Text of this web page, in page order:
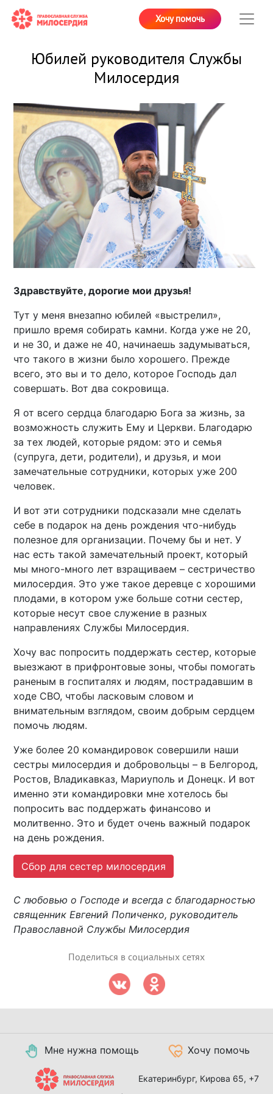
Хочу помочь
Юбилей руководителя Службы
Милосердия
Здравствуйте, дорогие мои друзья!
Тут у меня внезапно юбилей «выстрелил»,
пришло время собирать камни. Когда уже не 20,
и не 30, и даже не 40, начинаешь задумываться,
что такого в жизни было хорошего. Прежде
всего, это вы и то дело, которое Господь дал
совершать. Вот два сокровища.
Я от всего сердца благодарю Бога за жизнь, за
возможность служить Ему и Церкви. Благодарю
за тех людей, которые рядом: это и семья
(супруга, дети, родители), и друзья, и мои
замечательные сотрудники, которых уже 200
человек.
И вот эти сотрудники подсказали мне сделать
себе в подарок на день рождения что-нибудь
полезное для организации. Почему бы и нет. У
нас есть такой замечательный проект, который
мы много-много лет взращиваем – сестричество
милосердия. Это уже такое деревце с хорошими
плодами, в котором уже больше сотни сестер,
которые несут свое служение в разных
направлениях Службы Милосердия.
Хочу вас попросить поддержать сестер, которые
выезжают в прифронтовые зоны, чтобы помогать
раненым в госпиталях и людям, пострадавшим в
ходе СВО, чтобы ласковым словом и
внимательным взглядом, своим добрым сердцем
помочь людям.
​​​​​​​Уже более 20 командировок совершили наши
сестры милосердия и добровольцы – в Белгород,
Ростов, Владикавказ, Мариуполь и Донецк. И вот
именно эти командировки мне хотелось бы
попросить вас поддержать финансово и
молитвенно. Это и будет очень важный подарок
на день рождения.
Сбор для сестер милосердия
С любовью о Господе и всегда с благодарностью
священник Евгений Попиченко, руководитель
Православной Службы Милосердия
Поделиться в социальных сетях
Мне нужна помощь Хочу помочь
Екатеринбург, Кирова 65, +7